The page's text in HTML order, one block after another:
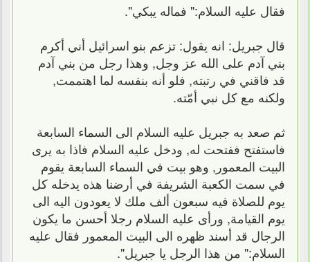
فقال عليه السلام:" فماله يبكي".
قال جبريل: انه يقول: تزعم بنو اسرائيل أني أكرم
بني آدم على الله عز وجل, وهذا رجل من بني آدم
قد فاقني في رتبته, فلو أنه بنفسه لما اهتممت,
ولكنه مع كل نبي أمّته.
ثم صعد به جبريل عليه السلام الى السماء السابعة
فاستفتح ففتحت له, ودخل عليه السلام فاذا به يرى
البيت المعمور, وهو بيت في السماء السابعة يقوم
في سمت الكعبة الشريفة في أرضنا هذه يدخله كل
يوم للصلاة فيه سبعون ألف ملك لا يعودون اليه الى
يوم القيامة, ورأى عليه السلام رجلا أحسن ما يكون
الرجال قد أسند ظهره الى البيت المعمور فقال عليه
السلام:" من هذا الرجل يا جبريل".